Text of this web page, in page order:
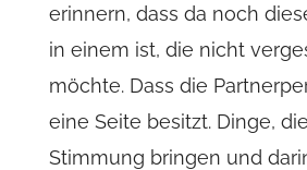
erinnern, dass da noch
in einem ist, die nicht
möchte. Dass die
eine Seite besitzt. Dinge,
Stimmung bringen und